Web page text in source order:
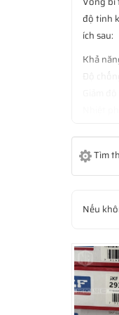
độ tinh
ích sau:
Khả
Độ
Vòng
hơn, ổ
Tìm
Nếu